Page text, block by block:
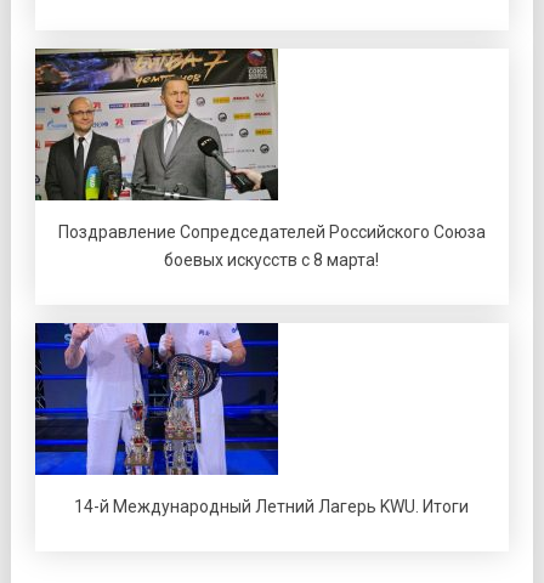
Поздравление Сопредседателей Российского Союза
боевых искусств с 8 марта!
14-й Международный Летний Лагерь KWU. Итоги